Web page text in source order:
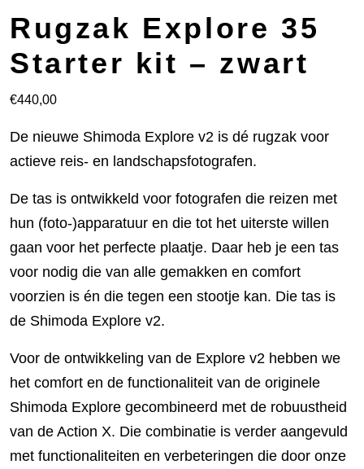
Rugzak Explore 35
Starter kit – zwart
€440,00
De nieuwe Shimoda Explore v2 is dé rugzak voor
actieve reis- en landschapsfotografen.
De tas is ontwikkeld voor fotografen die reizen met
hun (foto-)apparatuur en die tot het uiterste willen
gaan voor het perfecte plaatje. Daar heb je een tas
voor nodig die van alle gemakken en comfort
voorzien is én die tegen een stootje kan. Die tas is
de Shimoda Explore v2.
Voor de ontwikkeling van de Explore v2 hebben we
het comfort en de functionaliteit van de originele
Shimoda Explore gecombineerd met de robuustheid
van de Action X. Die combinatie is verder aangevuld
met functionaliteiten en verbeteringen die door onze